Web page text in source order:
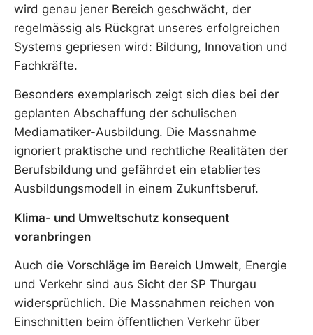
wird genau jener Bereich geschwächt, der
regelmässig als Rückgrat unseres erfolgreichen
Systems gepriesen wird: Bildung, Innovation und
Fachkräfte.
Besonders exemplarisch zeigt sich dies bei der
geplanten Abschaffung der schulischen
Mediamatiker-Ausbildung. Die Massnahme
ignoriert praktische und rechtliche Realitäten der
Berufsbildung und gefährdet ein etabliertes
Ausbildungsmodell in einem Zukunftsberuf.
Klima- und Umweltschutz konsequent
voranbringen
Auch die Vorschläge im Bereich Umwelt, Energie
und Verkehr sind aus Sicht der SP Thurgau
widersprüchlich. Die Massnahmen reichen von
Einschnitten beim öffentlichen Verkehr über